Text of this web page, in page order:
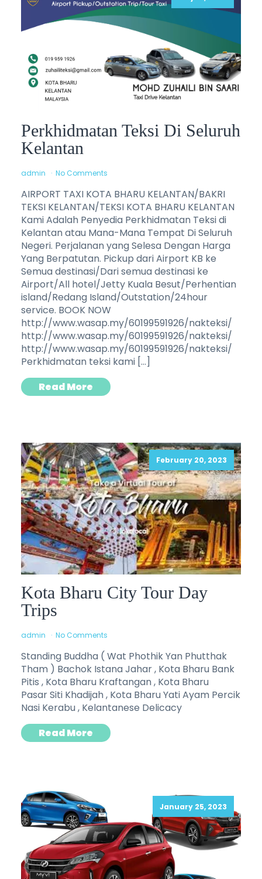
Perkhidmatan Teksi Di Seluruh
Kelantan
admin No Comments
AIRPORT TAXI KOTA BHARU KELANTAN/BAKRI
TEKSI KELANTAN/TEKSI KOTA BHARU KELANTAN
Kami Adalah Penyedia Perkhidmatan Teksi di
Kelantan atau Mana-Mana Tempat Di Seluruh
Negeri. Perjalanan yang Selesa Dengan Harga
Yang Berpatutan. Pickup dari Airport KB ke
Semua destinasi/Dari semua destinasi ke
Airport/All hotel/Jetty Kuala Besut/Perhentian
island/Redang Island/Outstation/24hour
service. BOOK NOW
http://www.wasap.my/60199591926/nakteksi/
http://www.wasap.my/60199591926/nakteksi/
http://www.wasap.my/60199591926/nakteksi/
Perkhidmatan teksi kami […]
Read More
February 20, 2023
Kota Bharu City Tour Day
Trips
admin No Comments
Standing Buddha ( Wat Phothik Yan Phutthak
Tham ) Bachok Istana Jahar , Kota Bharu Bank
Pitis , Kota Bharu Kraftangan , Kota Bharu
Pasar Siti Khadijah , Kota Bharu Yati Ayam Percik
Nasi Kerabu , Kelantanese Delicacy
Read More
January 25, 2023